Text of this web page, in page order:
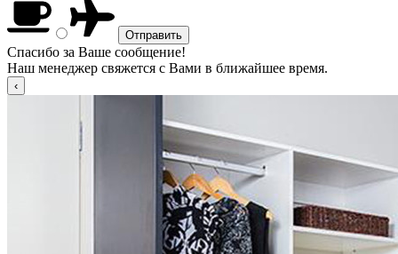
Спасибо за Ваше сообщение!
Наш менеджер свяжется с Вами в ближайшее время.